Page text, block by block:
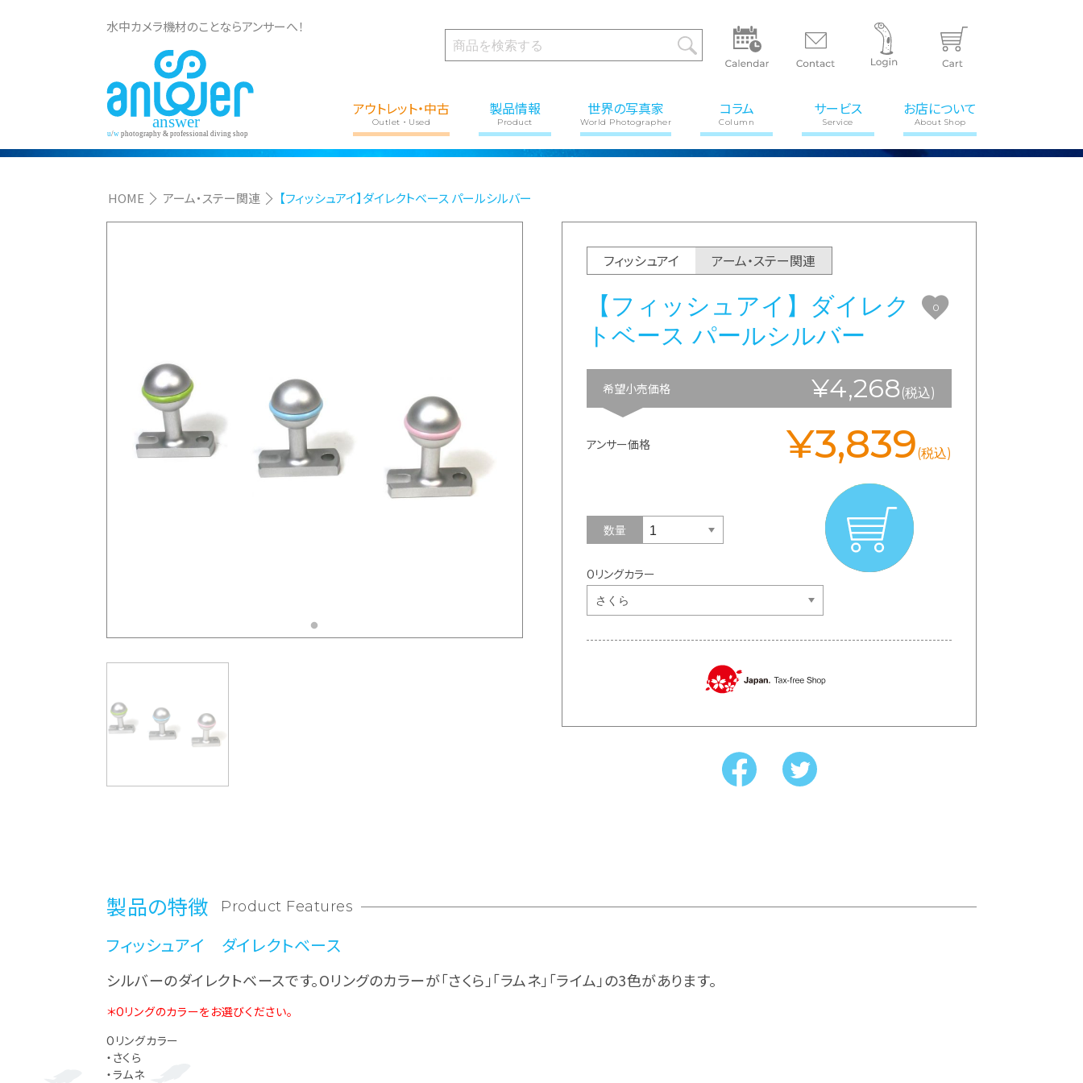
水中カメラ機材のことならアンサーへ！
アウトレット・中古
Outlet・Used
製品情報
Product
世界の写真家
World Photographer
コラム
Column
サービス
Service
お店について
About Shop
HOME アーム・ステー関連 【フィッシュアイ】ダイレクトベース パールシルバー
フィッシュアイ アーム・ステー関連
【フィッシュアイ】ダイレク
トベース パールシルバー
0
希望小売価格 ¥4,268(税込)
アンサー価格 ¥3,839(税込)
数量
Oリングカラー
製品の特徴 Product Features
フィッシュアイ ダイレクトベース
シルバーのダイレクトベースです。Oリングのカラーが「さくら」「ラムネ」「ライム」の3色があります。
＊Oリングのカラーをお選びください。
Oリングカラー
・さくら
・ラムネ